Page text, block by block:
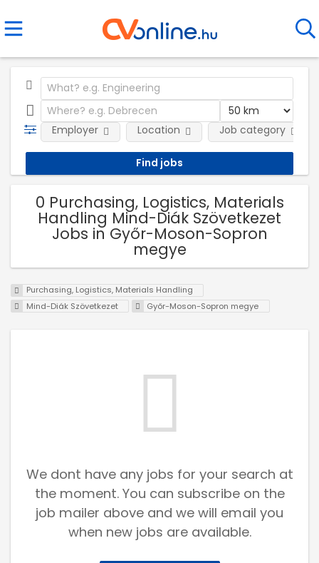
Employer Location Job category
0 Purchasing, Logistics, Materials
Handling Mind-Diák Szövetkezet
Jobs in Győr-Moson-Sopron
megye
Purchasing, Logistics, Materials Handling
Mind-Diák Szövetkezet
Győr-Moson-Sopron megye
We dont have any jobs for your search at
the moment. You can subscribe on the
job mailer above and we will email you
when new jobs are available.